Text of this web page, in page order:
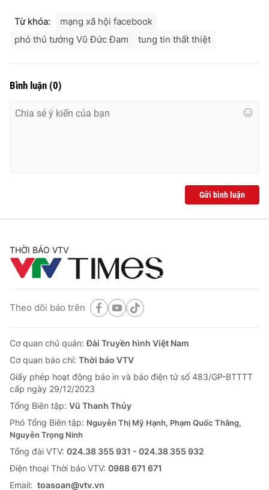
Từ khóa:
mạng xã hội facebook
phó thủ tướng Vũ Đức Đam
tung tin thất thiệt
Bình luận (0)
Gửi bình luận
THỜI BÁO VTV
Theo dõi báo trên
Cơ quan chủ quản:Đài Truyền hình Việt Nam
Cơ quan báo chí: Thời báo VTV
Giấy phép hoạt động báo in và báo điện tử số 483/GP-BTTTT
cấp ngày 29/12/2023
Tổng Biên tập: Vũ Thanh Thủy
Phó Tổng Biên tập: Nguyễn Thị Mỹ Hạnh, Phạm Quốc Thắng,
Nguyễn Trọng Ninh
Tổng đài VTV: 024.38 355 931 - 024.38 355 932
Ðiện thoại Thời báo VTV: 0988 671 671
Email: toasoan@vtv.vn